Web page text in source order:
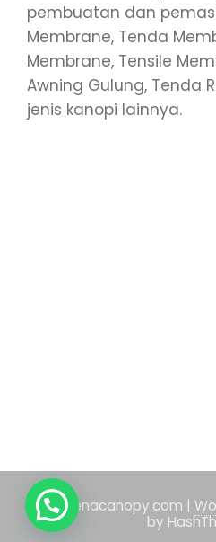
pembuatan dan
Membrane, Tenda
Membrane, Tensile
Awning Gulung, Tenda
jenis kanopi lainnya.
citrasenacanopy.com |
by